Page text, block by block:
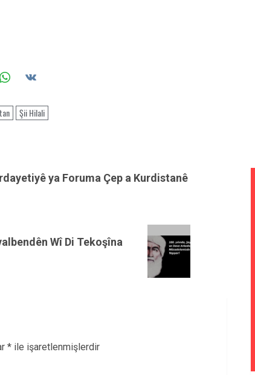
Şii Hilali
ya Foruma Çep a Kurdistanê
Wî Di Tekoşîna
* ile işaretlenmişlerdir